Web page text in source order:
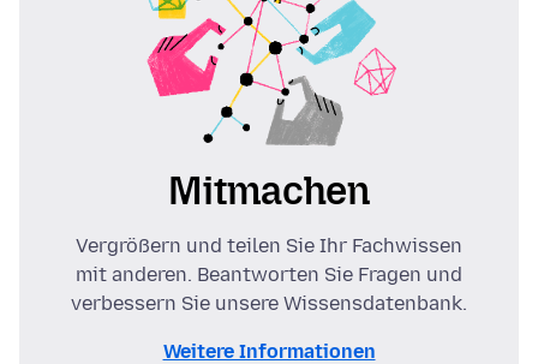
Mitmachen
Vergrößern und teilen Sie Ihr Fachwissen
mit anderen. Beantworten Sie Fragen und
verbessern Sie unsere Wissensdatenbank.
Weitere Informationen